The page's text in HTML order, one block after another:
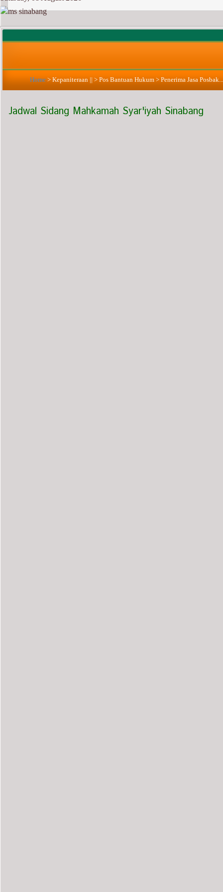
Home > Kepaniteraan || > Pos Bantuan Hukum > Penerima Jasa
Jadwal Sidang Mahkamah Syar'iyah Sinabang